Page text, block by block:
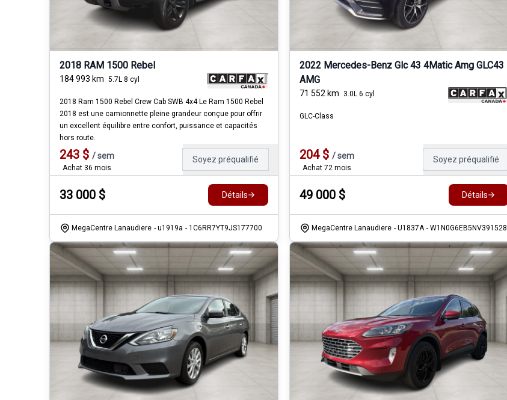
2018 RAM 1500 Rebel
184 993 km 5.7L 8 cyl
2018 Ram 1500 Rebel Crew Cab SWB 4x4 Le Ram 1500 Rebel
2018 est une camionnette pleine grandeur conçue pour offrir
un excellent équilibre entre confort, puissance et capacités
hors route.
243 $ /sem
Achat 36 mois
Soyez préqualifié
33 000 $ Détails
MegaCentre Lanaudiere - u1919a - 1C6RR7YT9JS177700
2022 Mercedes-Benz Glc 43 4Matic Amg GLC43
AMG
71 552 km 3.0L 6 cyl
GLC-Class
204$ / sem
Achat 72 mois
Soyez préqualifié
49 000 $ Détails
MegaCentre Lanaudiere - U1837A - W1N0G6EB5NV391528